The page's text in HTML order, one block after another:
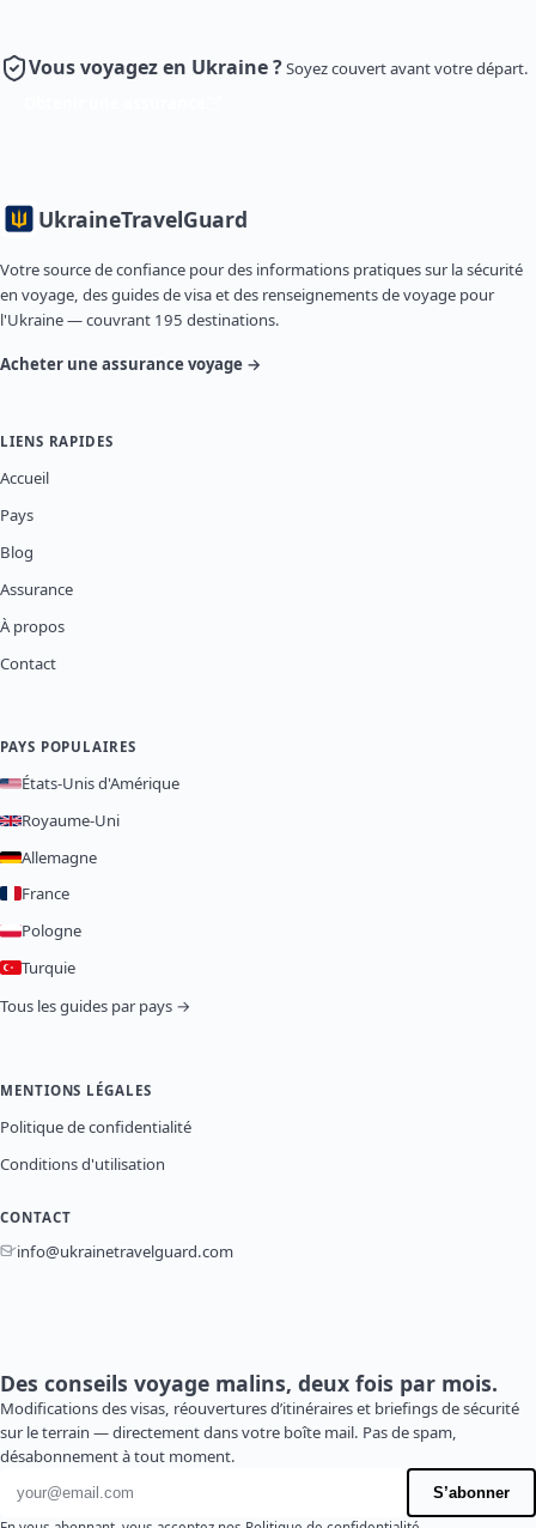
Vous voyagez en Ukraine ?Soyez couvert avant votre départ.
UkraineTravelGuard
Votre source de confiance pour des informations pratiques sur la sécurité
en voyage, des guides de visa et des renseignements de voyage pour
l'Ukraine — couvrant 195 destinations.
Acheter une assurance voyage →
LIENS RAPIDES
Accueil
Pays
Blog
Assurance
À propos
Contact
PAYS POPULAIRES
États-Unis d'Amérique
Royaume-Uni
Allemagne
France
Pologne
Turquie
Tous les guides par pays →
MENTIONS LÉGALES
Politique de confidentialité
Conditions d'utilisation
CONTACT
info@ukrainetravelguard.com
Des conseils voyage malins, deux fois par mois.
Modifications des visas, réouvertures d’itinéraires et briefings de sécurité
sur le terrain — directement dans votre boîte mail. Pas de spam,
désabonnement à tout moment.
Adresse e-mail
S’abonner